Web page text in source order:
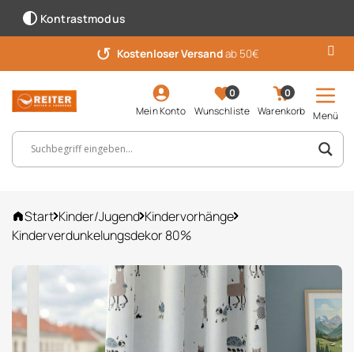
Kontrastmodus
↺ Kostenloser Versandab 50€
Mein Konto
0
Wunschliste
0
Warenkorb
Menü
Suchbegriff, Artikelnummer ...
Start Kinder/Jugend Kindervorhänge
Kinderverdunkelungsdekor 80%